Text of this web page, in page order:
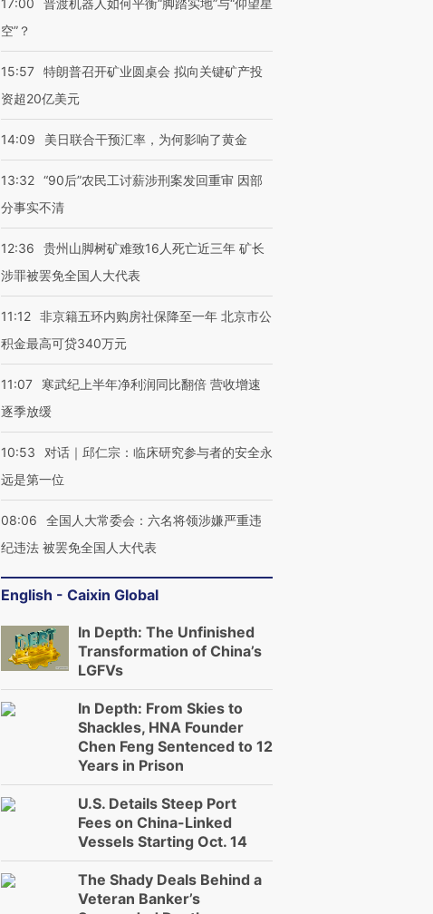
17:00
普渡机器人如何平衡“脚踏实地”与“仰望星
空”？
15:57 特朗普召开矿业圆桌会 拟向关键矿产投
资超20亿美元
14:09 美日联合干预汇率，为何影响了黄金
13:32 “90后”农民工讨薪涉刑案发回重审 因部
分事实不清
12:36
贵州山脚树矿难致16人死亡近三年 矿长
涉罪被罢免全国人大代表
11:12 非京籍五环内购房社保降至一年 北京市公
积金最高可贷340万元
11:07
寒武纪上半年净利润同比翻倍 营收增速
逐季放缓
10:53
对话｜邱仁宗：临床研究参与者的安全永
远是第一位
08:06
全国人大常委会：六名将领涉嫌严重违
纪违法 被罢免全国人大代表
English - Caixin Global
In Depth: The Unfinished
Transformation of China’s
LGFVs
In Depth: From Skies to
Shackles, HNA Founder
Chen Feng Sentenced to 12
Years in Prison
U.S. Details Steep Port
Fees on China-Linked
Vessels Starting Oct. 14
The Shady Deals Behind a
Veteran Banker’s